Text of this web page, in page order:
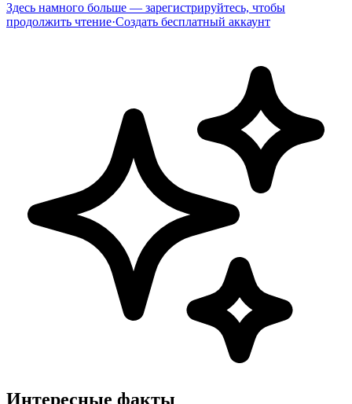
Здесь намного больше — зарегистрируйтесь, чтобы
продолжить чтение·Создать бесплатный аккаунт
Интересные факты